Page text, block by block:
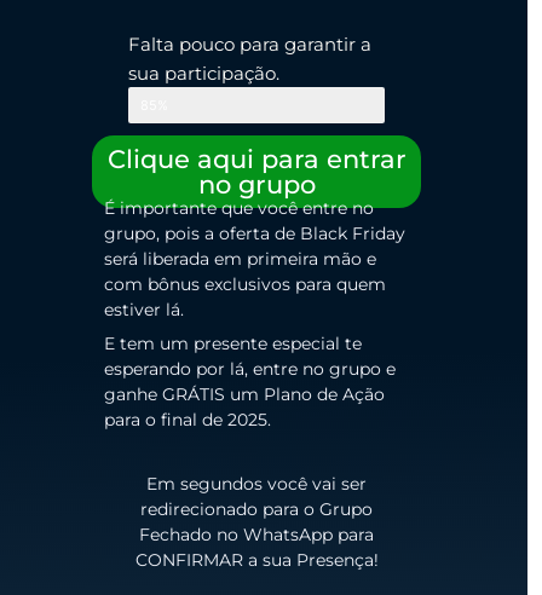
Falta pouco para garantir a
sua participação.
Clique aqui para entrar
no grupo
É importante que você entre no
grupo, pois a oferta de Black Friday
será liberada em primeira mão e
com bônus exclusivos para quem
estiver lá.
E tem um presente especial te
esperando por lá, entre no grupo e
ganhe GRÁTIS um Plano de Ação
para o final de 2025.
Em segundos você vai ser
redirecionado para o Grupo
Fechado no WhatsApp para
CONFIRMAR a sua Presença!